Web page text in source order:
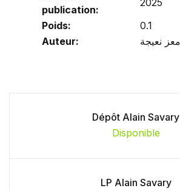
publication:
Poids:
0.1
Auteur:
Dépôt Alain Savary
Disponible
LP Alain Savary